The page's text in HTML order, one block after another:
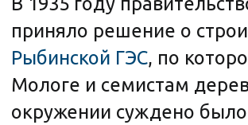
вновь возвели их в посёлке Слип.
Сейчас это одноимённый
микрорайон Рыбинска.